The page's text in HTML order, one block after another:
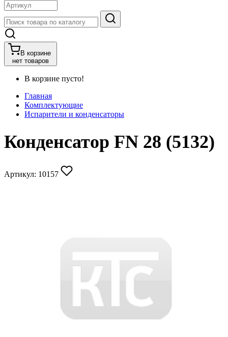
В корзине
нет товаров
В корзине пусто!
Главная
Комплектующие
Испарители и конденсаторы
Конденсатор FN 28 (5132)
Артикул: 10157